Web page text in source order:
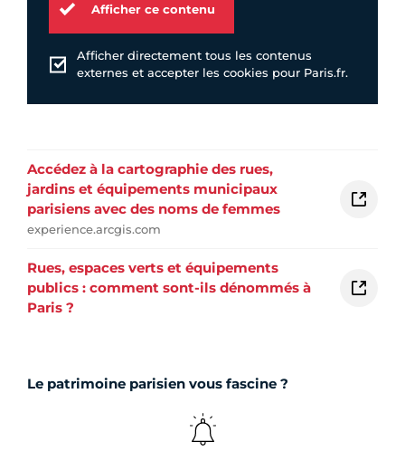
Afficher ce contenu
Afficher directement tous les contenus
externes et accepter les cookies pour Paris.fr.
Accédez à la cartographie des rues,
jardins et équipements municipaux
parisiens avec des noms de femmes
experience.arcgis.com
Rues, espaces verts et équipements
publics : comment sont-ils dénommés à
Paris ?
Le patrimoine parisien vous fascine ?